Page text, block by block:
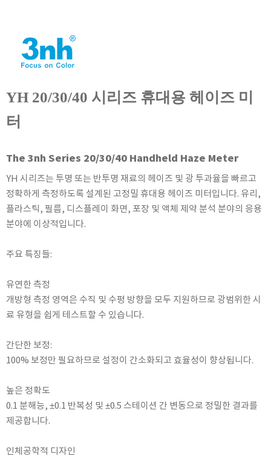
INFICON
INSMARK
JFE Advantech
KORNO
KYORITSU
Martens (GHM Group)
MEIJI TECHNO
Milwaukee Instruments
MITSUBOSHI
OCEANUS
OKANO WORKS
PARTICLE PLUS
PEAK TECH
PESOLA
RION
RIXEN
Schaller (Humimeter)
YH 20/30/40 시리즈 휴대용 헤이즈 미
터
The 3nh Series 20/30/40 Handheld Haze Meter
YH 시리즈는 투명 또는 반투명 재료의 헤이즈 및 광 투과율을 빠르고
정확하게 측정하도록 설계된 고정밀 휴대용 헤이즈 미터입니다. 유리,
플라스틱, 필름, 디스플레이 화면, 포장 및 액체 제약 분석 분야의 응용
분야에 이상적입니다.
주요 특징들:
유연한 측정
개방형 측정 영역은 수직 및 수평 방향을 모두 지원하므로 광범위한 시
료 유형을 쉽게 테스트할 수 있습니다.
간단한 보정:
100% 보정만 필요하므로 설정이 간소화되고 효율성이 향상됩니다.
높은 정확도
0.1 분해능, ±0.1 반복성 및 ±0.5 스테이션 간 변동으로 정밀한 결과를
제공합니다.
인체공학적 디자인